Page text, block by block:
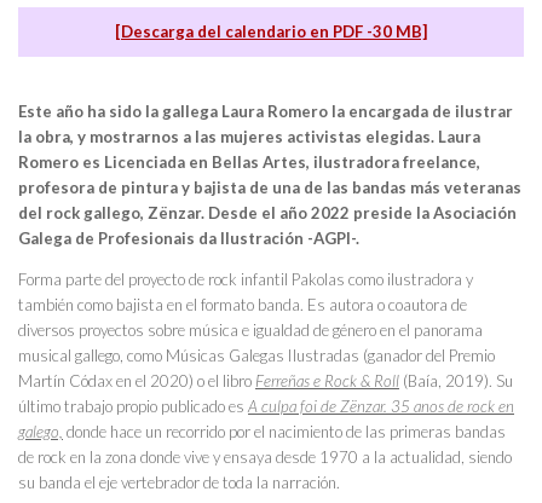
[Descarga del calendario en PDF -30 MB]
Este año ha sido la gallega Laura Romero la encargada de ilustrar
la obra, y mostrarnos a las mujeres activistas elegidas. Laura
Romero es Licenciada en Bellas Artes, ilustradora freelance,
profesora de pintura y bajista de una de las bandas más veteranas
del rock gallego, Zënzar. Desde el año 2022 preside la Asociación
Galega de Profesionais da Ilustración -AGPI-.
Forma parte del proyecto de rock infantil Pakolas como ilustradora y
también como bajista en el formato banda. Es autora o coautora de
diversos proyectos sobre música e igualdad de género en el panorama
musical gallego, como Músicas Galegas Ilustradas (ganador del Premio
Martín Códax en el 2020) o el libro Ferreñas e Rock & Roll (Baía, 2019). Su
último trabajo propio publicado es A culpa foi de Zënzar. 35 anos de rock en
galego, donde hace un recorrido por el nacimiento de las primeras bandas
de rock en la zona donde vive y ensaya desde 1970 a la actualidad, siendo
su banda el eje vertebrador de toda la narración.